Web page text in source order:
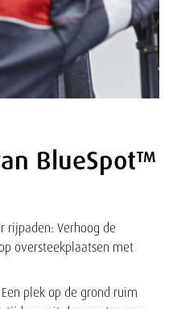
BlueSpot™
rijpaden: Verhoog de
oversteekplaatsen met
plek op de grond ruim